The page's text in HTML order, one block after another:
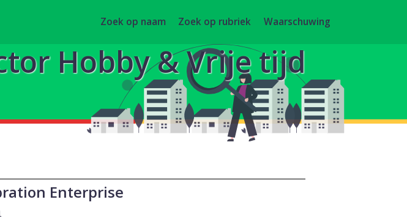
Zoek op naam Zoek op rubriek Waarschuwing
Hobby & Vrije tijd
Enterprise